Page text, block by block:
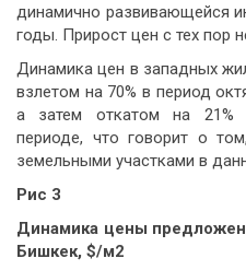
динамично развивающейся
годы. Прирост цен с тех пор
Динамика цен в западных
взлетом на 70% в период
а затем откатом на 21%
периоде, что говорит о
земельными участками в
Рис 3
Динамика цены
Бишкек, $/м2